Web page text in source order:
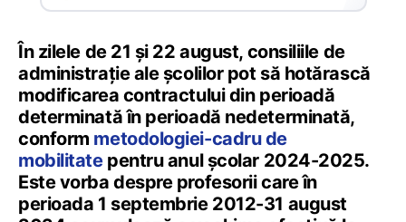
În zilele de 21 și 22 august, consiliile de
administrație ale școlilor pot să hotărască
modificarea contractului din perioadă
determinată în perioadă nedeterminată,
conform metodologiei-cadru de
mobilitatepentru anul școlar 2024-2025.
Este vorba despre profesorii care în
perioada 1 septembrie 2012-31 august